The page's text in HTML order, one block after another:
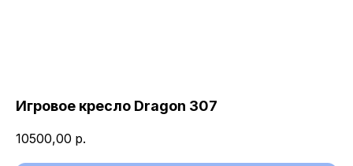
Игровое кресло Dragon 307
10500,00 р.